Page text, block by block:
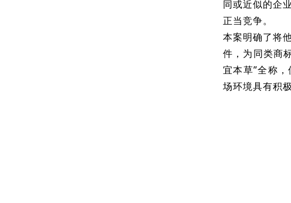
同或近似的企
正当竞争。
本案明确了将
件，为同类商
宜本草”全称
场环境具有积极